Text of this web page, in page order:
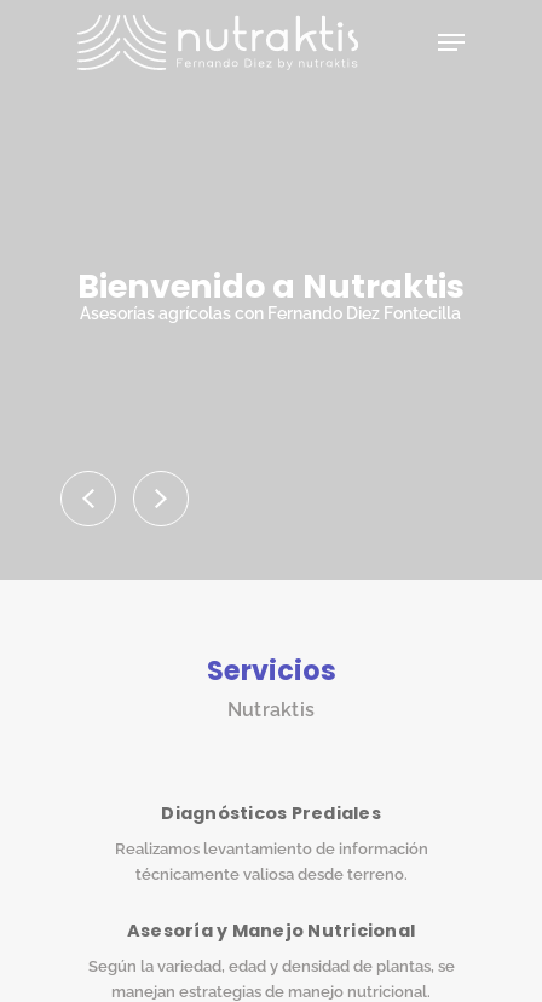
Menu
Bienvenido a Nutraktis
Asesorías agrícolas con Fernando Diez Fontecilla
Servicios
Nutraktis
Diagnósticos Prediales
Realizamos levantamiento de información
técnicamente valiosa desde terreno.
Asesoría y Manejo Nutricional
Según la variedad, edad y densidad de plantas, se
manejan estrategias de manejo nutricional.